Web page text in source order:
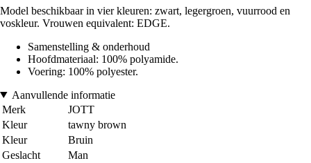
Model beschikbaar in vier kleuren: zwart, legergroen, vuurrood en
voskleur. Vrouwen equivalent: EDGE.
Samenstelling & onderhoud
Hoofdmateriaal: 100% polyamide.
Voering: 100% polyester.
Aanvullende informatie
Merk
JOTT
Kleur
tawny brown
Kleur
Bruin
Geslacht
Man